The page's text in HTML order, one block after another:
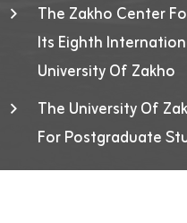
The Zakho Center
Its Eighth
University Of Zakho
The University Of
For Postgraduate